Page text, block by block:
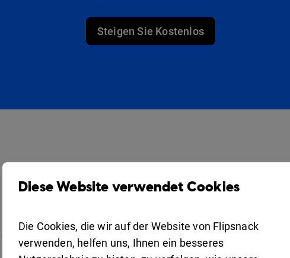
Steigen Sie Kostenlos
Apps
Zusammenarbeit
Diese Website verwendet Cookies
Die Cookies, die wir auf der Website von Flipsnack
verwenden, helfen uns, Ihnen ein besseres